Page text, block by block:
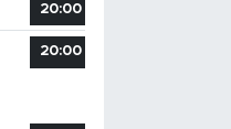
20:00
20:00